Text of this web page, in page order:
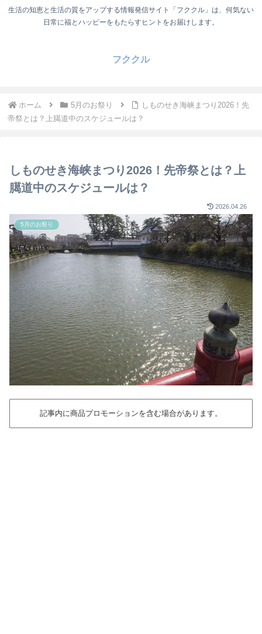
生活の知恵と生活の質をアップする情報発信サイト「フククル」は、何気ない
日常に福とハッピーをもたらすヒントをお届けします。
フククル
ホーム 5月のお祭り
しものせき海峡まつり2026！先
帝祭とは？上臈道中のスケジュールは？
しものせき海峡まつり2026！先帝祭とは？上
臈道中のスケジュールは？
2026.04.26
5月のお祭り
記事内に商品プロモーションを含む場合があります。